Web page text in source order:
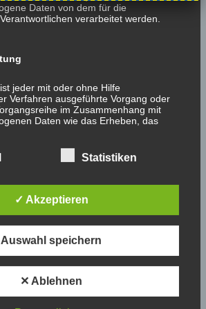
From The Field
2026 / 0 COMMENTS
Empfehlung für Sonntag, 26. Juli
Daten von dem für die
verarbeitet werden.
jeder mit oder ohne Hilfe
Verfahren ausgeführte Vorgang oder
im Zusammenhang mit
Daten wie das Erheben, das
Abfragen, die Verwendung, die
Übermittlung, Verbreitung oder eine
Einschränkung, das Löschen oder die
der Verarbeitung
der Verarbeitung ist die Markierung
personenbezogener Daten mit dem Ziel,
Statistiken
✓ Akzeptieren
Auswahl speichern
✕ Ablehnen